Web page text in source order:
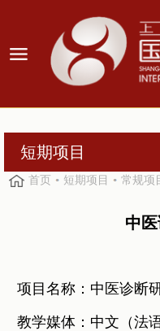
短期项目
首页 短期项目 常规项
中
项目名称：中医诊断
教学媒体：中文（法